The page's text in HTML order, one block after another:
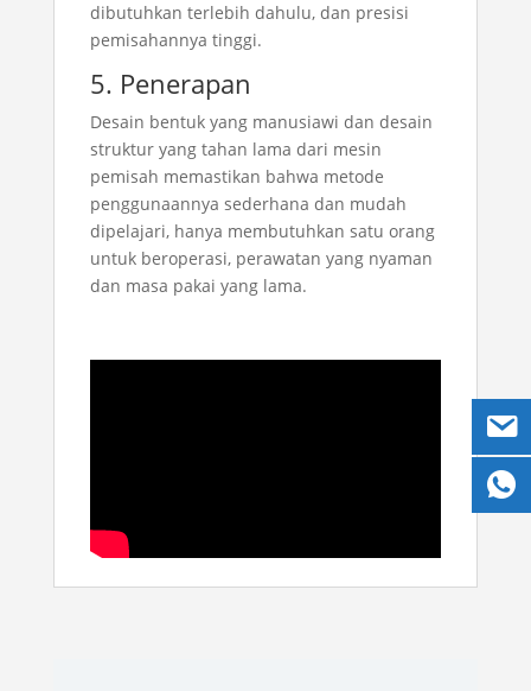
dibutuhkan terlebih dahulu, dan presisi
pemisahannya tinggi.
5. Penerapan
Desain bentuk yang manusiawi dan desain
struktur yang tahan lama dari mesin
pemisah memastikan bahwa metode
penggunaannya sederhana dan mudah
dipelajari, hanya membutuhkan satu orang
untuk beroperasi, perawatan yang nyaman
dan masa pakai yang lama.